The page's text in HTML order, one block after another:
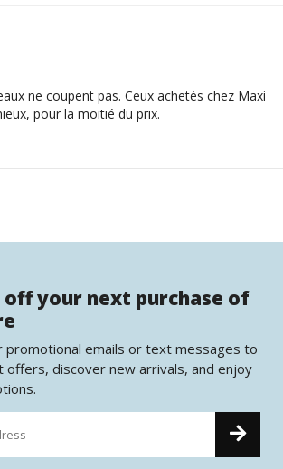
ne coupent pas. Ceux achetés chez Maxi
pour la moitié du prix.
off your next purchase of
promotional emails or text messages to
offers, discover new arrivals, and enjoy